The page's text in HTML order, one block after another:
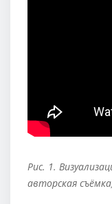
Рис. 1.
авторская